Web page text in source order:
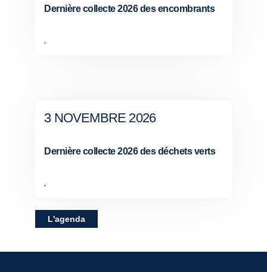
Dernière collecte 2026 des encombrants
3 NOVEMBRE 2026
Dernière collecte 2026 des déchets verts
L'agenda